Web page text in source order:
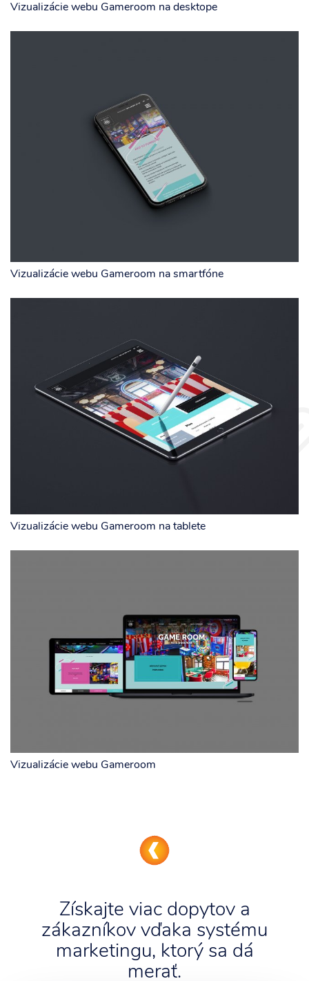
Vizualizácie webu Gameroom na desktope
Vizualizácie webu Gameroom na smartfóne
Vizualizácie webu Gameroom na tablete
Vizualizácie webu Gameroom
Získajte viac dopytov a
zákazníkov vďaka systému
marketingu, ktorý sa dá
merať.